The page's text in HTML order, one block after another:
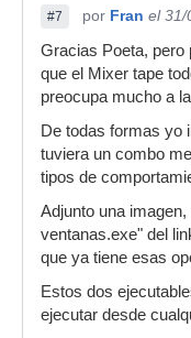
#7 por Fran el 31/
Gracias Poeta, pero
que el Mixer tape
preocupa mucho a
De todas formas yo
tuviera un combo
tipos de
Adjunto una
ventanas.exe" del
que ya tiene esas
Estos dos
ejecutar desde